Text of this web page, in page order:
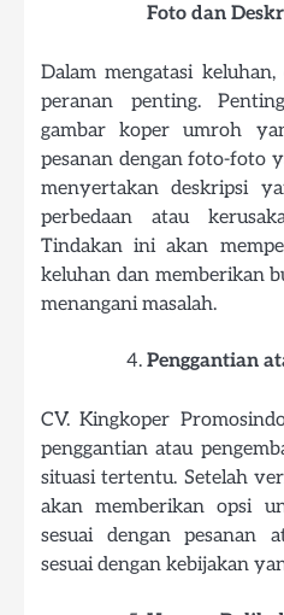
Foto dan
Dalam mengatasi
peranan penting.
gambar koper umroh
pesanan dengan foto-foto
menyertakan deskripsi
perbedaan atau
Tindakan ini akan
keluhan dan memberikan
menangani masalah.
Penggantian
CV. Kingkoper
penggantian atau
situasi tertentu. Setelah
akan memberikan opsi
sesuai dengan pesanan
sesuai dengan kebijakan